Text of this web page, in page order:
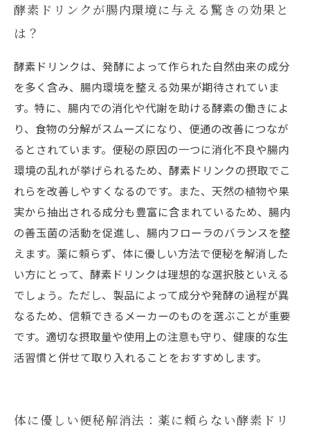
酵素ドリンクが腸内環境に与える驚きの効果と
は？
酵素ドリンクは、発酵によって作られた自然由来の成分
を多く含み、腸内環境を整える効果が期待されていま
す。特に、腸内での消化や代謝を助ける酵素の働きによ
り、食物の分解がスムーズになり、便通の改善につなが
るとされています。便秘の原因の一つに消化不良や腸内
環境の乱れが挙げられるため、酵素ドリンクの摂取でこ
れらを改善しやすくなるのです。また、天然の植物や果
実から抽出される成分も豊富に含まれているため、腸内
の善玉菌の活動を促進し、腸内フローラのバランスを整
えます。薬に頼らず、体に優しい方法で便秘を解消した
い方にとって、酵素ドリンクは理想的な選択肢といえる
でしょう。ただし、製品によって成分や発酵の過程が異
なるため、信頼できるメーカーのものを選ぶことが重要
です。適切な摂取量や使用上の注意も守り、健康的な生
活習慣と併せて取り入れることをおすすめします。
体に優しい便秘解消法：薬に頼らない酵素ドリ